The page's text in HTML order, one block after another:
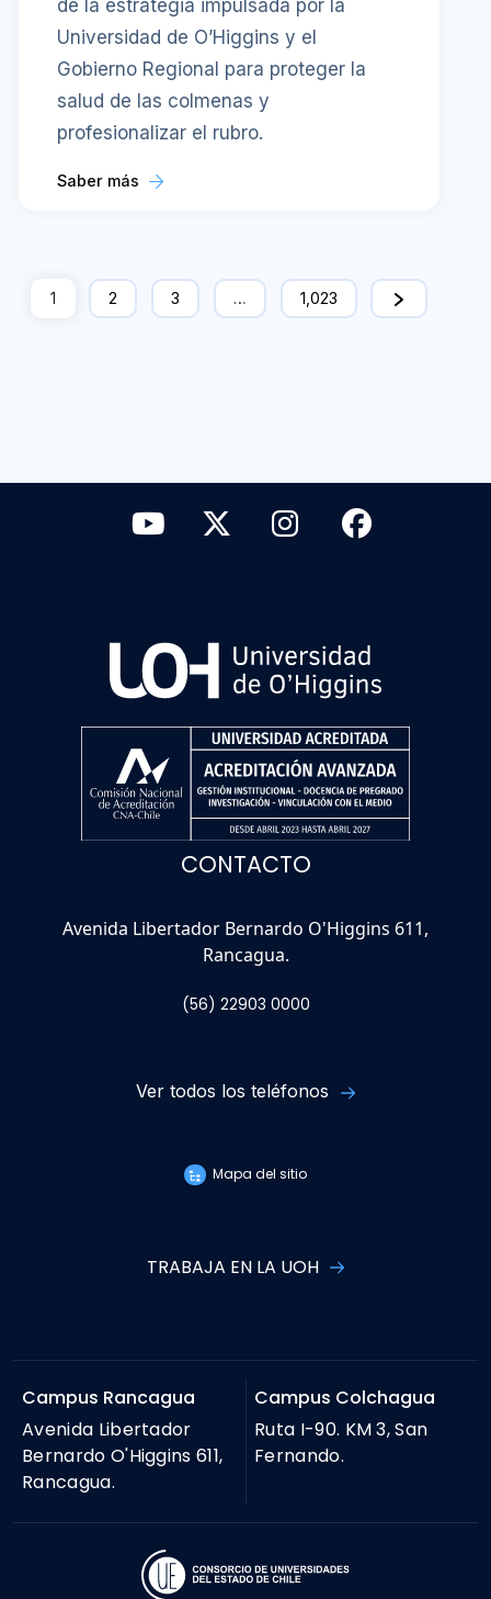
de la estrategia impulsada por la
Universidad de O’Higgins y el
Gobierno Regional para proteger la
salud de las colmenas y
profesionalizar el rubro.
Saber más
1 2 3 … 1,023
CONTACTO
Avenida Libertador Bernardo O'Higgins 611,
Rancagua.
(56) 22903 0000
Ver todos los teléfonos
Mapa del sitio
TRABAJA EN LA UOH
Campus Rancagua
Avenida Libertador
Bernardo O'Higgins 611,
Rancagua.
Campus Colchagua
Ruta I-90. KM 3, San
Fernando.